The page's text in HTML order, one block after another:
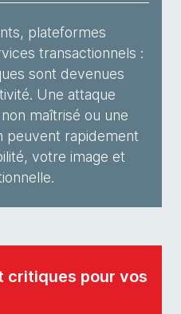
plateformes
transactionnels :
sont devenues
Une attaque
maîtrisé ou une
peuvent rapidement
votre image et
critiques pour vos